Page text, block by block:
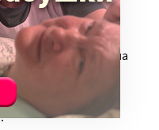
что кроме брома
Докторам
но Николай